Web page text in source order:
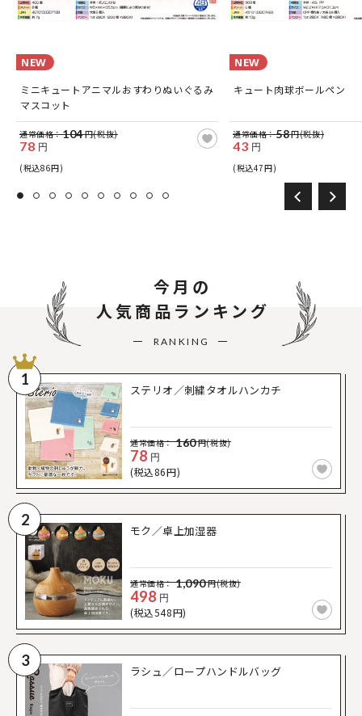
NEW
ミニキュートアニマルおすわりぬいぐるみ
マスコット
通常価格：104円(税抜)
78 円
(税込86円)
NEW
キュート肉球ボールペン
通常価格：58円(税抜)
43 円
(税込47円)
今月の
人気商品ランキング
RANKING
1
ステリオ／刺繍タオルハンカチ
通常価格： 160円(税抜)
78 円
(税込86円)
2
モク／卓上加湿器
通常価格： 1,090円(税抜)
498 円
(税込548円)
3
ラシュ／ロープハンドルバッグ